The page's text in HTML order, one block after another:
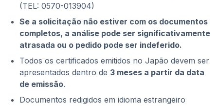
(TEL: 0570-013904)
Se a solicitação não estiver com os documentos
completos, a análise pode ser significativamente
atrasada ou o pedido pode ser indeferido.
Todos os certificados emitidos no Japão devem ser
apresentados dentro de 3 meses a partir da data
de emissão.
Documentos redigidos em idioma estrangeiro